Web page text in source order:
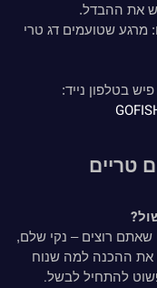
את ההבדל.
מרגע שטועמים דג טרי
בטלפון נייד:
טריים
?
שאתם רוצים – נקי שלם,
את ההכנה למה שנוח
להתחיל לבשל.